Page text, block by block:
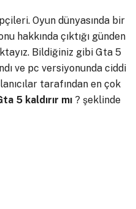
Oyun dünyasında bir
hakkında çıktığı günden
Bildiğiniz gibi Gta 5
ve pc versiyonunda ciddi
tarafından en çok
5 kaldırır mı ? şeklinde